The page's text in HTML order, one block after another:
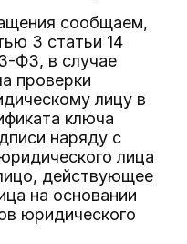
сообщаем,
3 статьи 14
ФЗ, в случае
проверки
лицу в
ключа
наряду с
лица
действующее
на основании
юридического